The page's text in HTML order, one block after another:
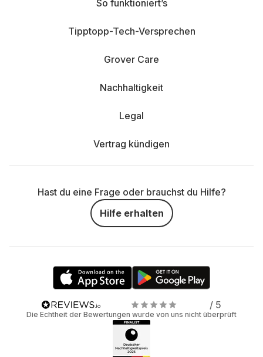
So funktioniert’s
Tipptopp-Tech-Versprechen
Grover Care
Nachhaltigkeit
Legal
Vertrag kündigen
Hast du eine Frage oder brauchst du Hilfe?
Hilfe erhalten
/ 5
Die Echtheit der Bewertungen wurde von uns nicht überprüft